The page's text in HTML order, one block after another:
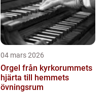
04 mars 2026
Orgel från kyrkorummets
hjärta till hemmets
övningsrum